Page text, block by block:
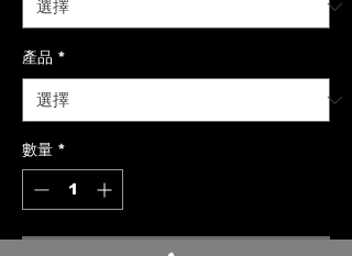
產品 *
數量 *